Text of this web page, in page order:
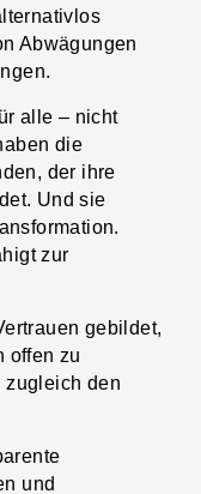
Abwägungen
alle – nicht
die
der ihre
Und sie
zur
gebildet,
offen zu
zugleich den
und